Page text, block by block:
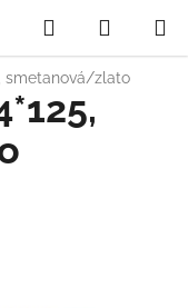
Hledat
KOŠÍK
smetanová/zlato